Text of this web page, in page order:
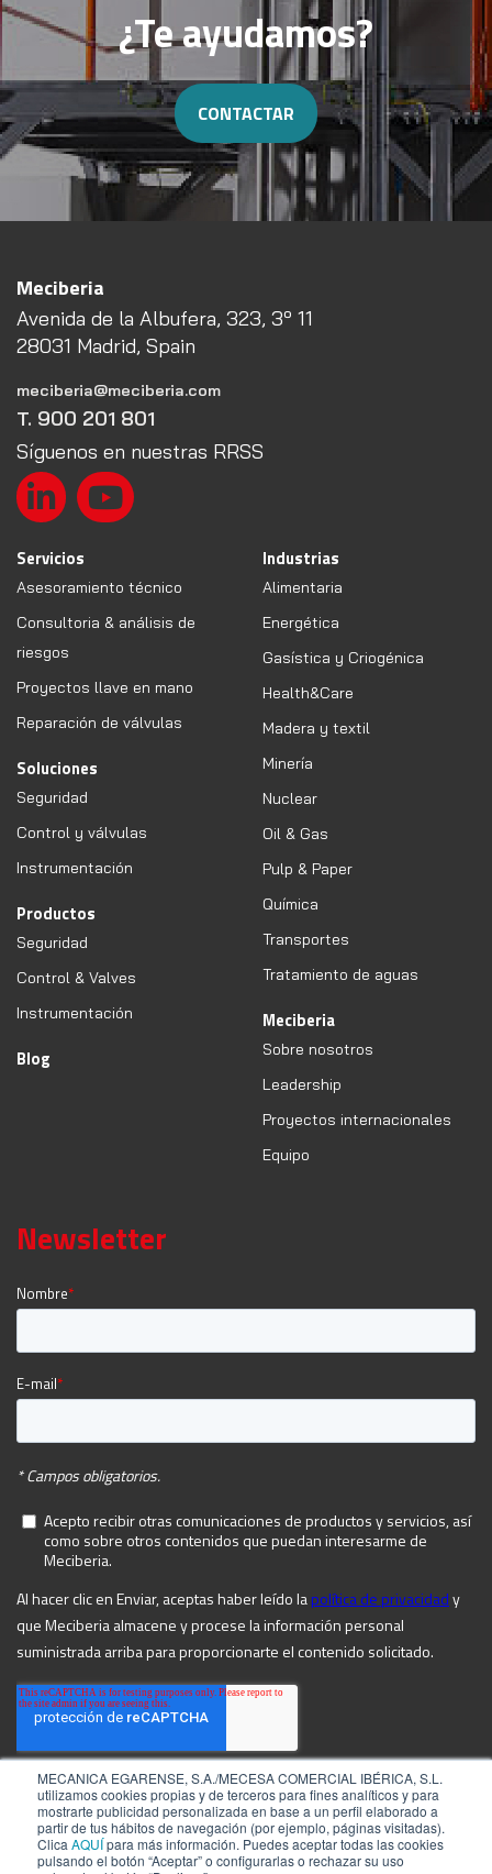
MECANICA EGARENSE, S.A./MECESA COMERCIAL IBÉRICA, S.L.
utilizamos cookies propias y de terceros para fines analíticos y para
mostrarte publicidad personalizada en base a un perfil elaborado a
partir de tus hábitos de navegación (por ejemplo, páginas visitadas).
Clica AQUÍpara más información. Puedes aceptar todas las cookies
pulsando el botón “Aceptar” o configurarlas o rechazar su uso
¿Te ayudamos?
CONTACTAR
Meciberia
Avenida de la Albufera, 323, 3º 11
28031 Madrid, Spain
meciberia@meciberia.com
T. 900 201 801
Síguenos en nuestras RRSS
Servicios
Asesoramiento técnico
Consultoria & análisis de
riesgos
Proyectos llave en mano
Reparación de válvulas
Soluciones
Seguridad
Control y válvulas
Instrumentación
Productos
Seguridad
Control & Valves
Instrumentación
Blog
Industrias
Alimentaria
Energética
Gasística y Criogénica
Health&Care
Madera y textil
Minería
Nuclear
Oil & Gas
Pulp & Paper
Química
Transportes
Tratamiento de aguas
Meciberia
Sobre nosotros
Leadership
Proyectos internacionales
Equipo